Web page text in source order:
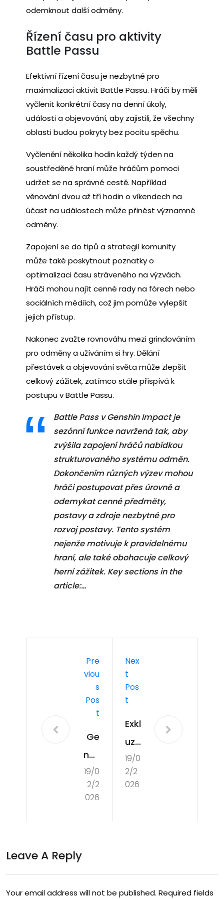
odemknout další odměny.
Řízení času pro aktivity
Battle Passu
Efektivní řízení času je nezbytné pro
maximalizaci aktivit Battle Passu. Hráči by měli
vyčlenit konkrétní časy na denní úkoly,
události a objevování, aby zajistili, že všechny
oblasti budou pokryty bez pocitu spěchu.
Vyčlenění několika hodin každý týden na
soustředěné hraní může hráčům pomoci
udržet se na správné cestě. Například
věnování dvou až tří hodin o víkendech na
účast na událostech může přinést významné
odměny.
Zapojení se do tipů a strategií komunity
může také poskytnout poznatky o
optimalizaci času stráveného na výzvách.
Hráči mohou najít cenné rady na fórech nebo
sociálních médiích, což jim pomůže vylepšit
jejich přístup.
Nakonec zvažte rovnováhu mezi grindováním
pro odměny a užíváním si hry. Dělání
přestávek a objevování světa může zlepšit
celkový zážitek, zatímco stále přispívá k
postupu v Battle Passu.
Battle Pass v Genshin Impact je
sezónní funkce navržená tak, aby
zvýšila zapojení hráčů nabídkou
strukturovaného systému odměn.
Dokončením různých výzev mohou
hráči postupovat přes úrovně a
odemykat cenné předměty,
postavy a zdroje nezbytné pro
rozvoj postavy. Tento systém
nejenže motivuje k pravidelnému
hraní, ale také obohacuje celkový
herní zážitek. Key sections in the
article:…
Pre
Viou
S
Pos
T
Ge
nsh
in
Imp
19/0
2/2
026
Nex
T
Pos
T
Exkl
uziv
ní
bo
19/0
2/2
026
Leave A Reply
Your email address will not be published. Required fields